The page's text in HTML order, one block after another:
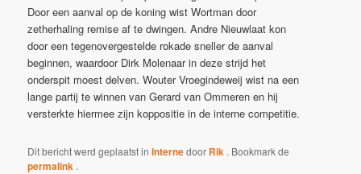
Door een aanval op de koning wist Wortman door
zetherhaling remise af te dwingen. Andre Nieuwlaat kon
door een tegenovergestelde rokade sneller de aanval
beginnen, waardoor Dirk Molenaar in deze strijd het
onderspit moest delven. Wouter Vroegindeweij wist na een
lange partij te winnen van Gerard van Ommeren en hij
versterkte hiermee zijn koppositie in de interne competitie.
Dit bericht werd geplaatst inInternedoor Rik . Bookmark de
permalink .